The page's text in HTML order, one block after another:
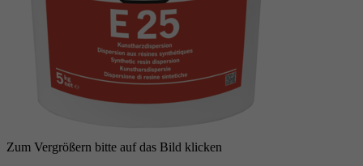
Zum Vergrößern bitte auf das Bild klicken
Google reCAPTCHA
Laufzeit 6 Monate
reCAPTCHA setzt ein notwendiges Cookie